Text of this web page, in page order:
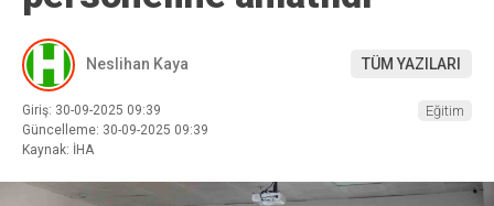
Neslihan Kaya TÜM YAZILARI
Giriş: 30-09-2025 09:39
Güncelleme: 30-09-2025 09:39
Kaynak: İHA
Eğitim